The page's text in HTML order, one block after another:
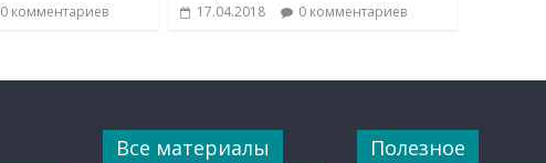
0 комментариев 17.04.2018 0 комментариев
Все материалы Полезное